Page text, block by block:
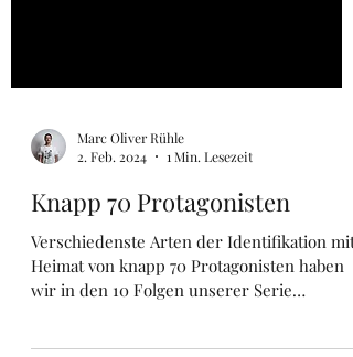
Marc Oliver Rühle
2. Feb. 2024
1 Min. Lesezeit
Knapp 70 Protagonisten
Verschiedenste Arten der Identifikation mit
wir in den 10 Folgen unserer Serie